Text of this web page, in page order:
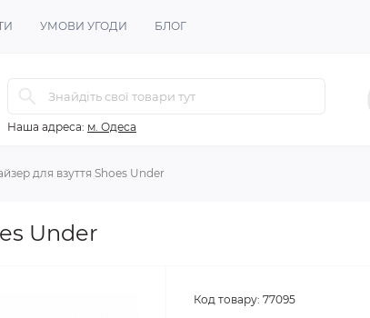
УМОВИ УГОДИ БЛОГ
Наша адреса: м. Одеса
для взуття Shoes Under
Under
Код товару: 77095